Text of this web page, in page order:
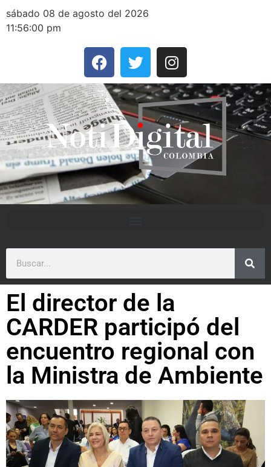
sábado 08 de agosto del 2026
11:56:00 pm
El director de la
CARDER participó del
encuentro regional con
la Ministra de Ambiente